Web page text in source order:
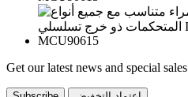
Get our latest news and special sales